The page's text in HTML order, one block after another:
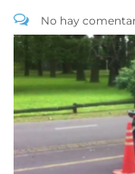
No hay